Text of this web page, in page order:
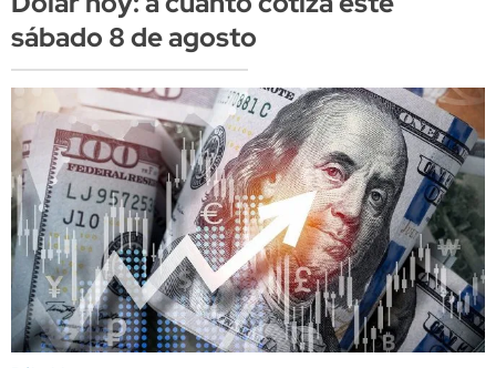
sábado 8 de agosto